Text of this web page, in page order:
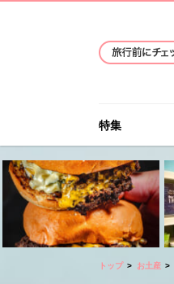
特集
トップ お土産